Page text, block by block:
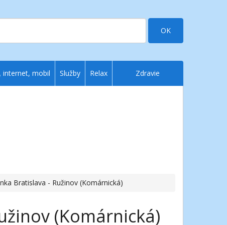
OK
Bratislava - Ružinov (Komárnická)
(Komárnická)
internet, mobil Služby Relax Zdravie